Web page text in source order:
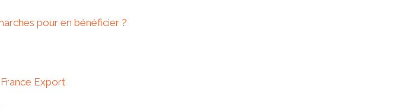
pour en bénéficier ?
France Export